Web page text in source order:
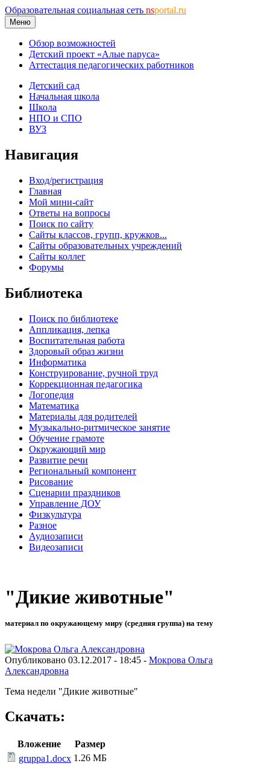
Образовательная социальная сеть nsportal.ru
Меню
Обзор возможностей
Детский проект «Алые паруса»
Аттестация педагогических работников
Детский сад
Начальная школа
Школа
НПО и СПО
ВУЗ
Навигация
Вход/регистрация
Главная
Мой мини-сайт
Ответы на вопросы
Поиск по сайту
Сайты классов, групп, кружков...
Сайты образовательных учреждений
Сайты коллег
Форумы
Библиотека
Поиск по библиотеке
Аппликация, лепка
Воспитательная работа
Здоровый образ жизни
Информатика
Конструирование, ручной труд
Коррекционная педагогика
Логопедия
Математика
Материалы для родителей
Музыкально-ритмическое занятие
Обучение грамоте
Окружающий мир
Развитие речи
Региональный компонент
Рисование
Сценарии праздников
Управление ДОУ
Физкультура
Разное
Аудиозаписи
Видеозаписи
"Дикие животные"
материал по окружающему миру (средняя группа) на тему
Опубликовано 03.12.2017 - 18:45 - Мокрова Ольга
Александровна
Тема недели "Дикие животные"
Скачать:
Вложение
Размер
gruppa1.docx 1.26 МБ